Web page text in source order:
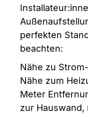
perfekten
beachten:
Nähe zu
Nähe zum
Meter
zur